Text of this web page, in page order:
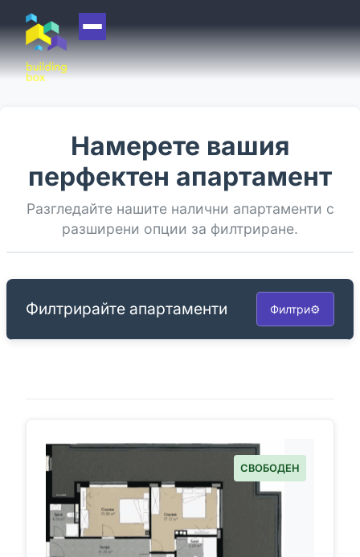
НАЧАЛО
БЛОГ
ОТДАЙ
АКАДЕМИЯ
МАШИНА НА
Намерете вашия
перфектен апартамент
Разгледайте нашите налични апартаменти с
разширени опции за филтриране.
Филтрирайте апартаменти Филтри⚙️
СВОБОДЕН